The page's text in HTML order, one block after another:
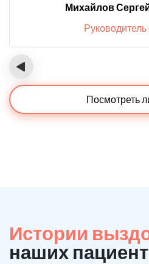
Михайлов
‹
Посмотреть
Истории
наших